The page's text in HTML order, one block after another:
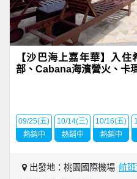
【沙巴海上嘉年華】入
部、Cabana海濱營火、卡
09/25(五)
熱銷中
10/14(三)
熱銷中
10/16(五)
熱銷中
出發地：桃園國際機場 航